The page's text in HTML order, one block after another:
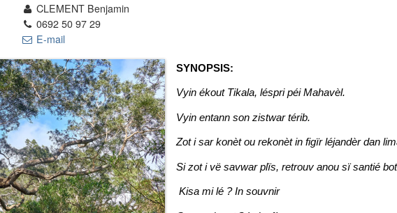
CLEMENT Benjamin
0692 50 97 29
E-mail
SYNOPSIS:
Vyin ékout Tikala, léspri péi Mahavèl.
Vyin entann son zistwar térib.
Zot i sar konèt ou rekonèt in figïr léjandèr dan
Si zot i vë savwar plïs, retrouv anou sï santié
Kisa mi lé ? In souvnir